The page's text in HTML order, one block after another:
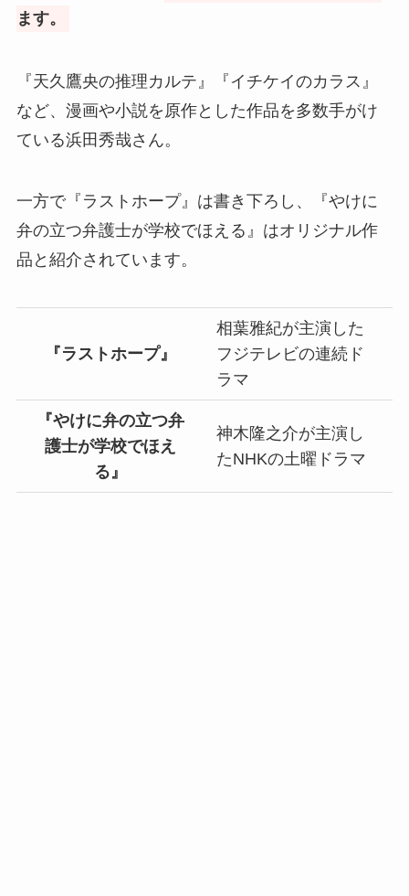
ます。
『天久鷹央の推理カルテ』『イチケイのカラス』
など、漫画や小説を原作とした作品を多数手がけ
ている浜田秀哉さん。
一方で『ラストホープ』は書き下ろし、『やけに
弁の立つ弁護士が学校でほえる』はオリジナル作
品と紹介されています。
『ラストホープ』
相葉雅紀が主演した
フジテレビの連続ド
ラマ
『やけに弁の立つ弁
護士が学校でほえ
る』
神木隆之介が主演し
たNHKの土曜ドラマ